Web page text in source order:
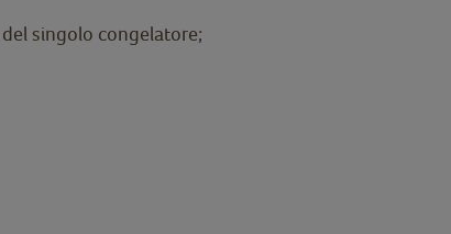
singolo congelatore;